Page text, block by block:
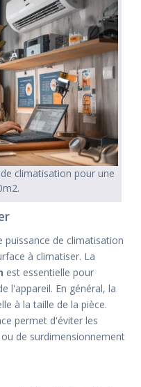
climatisation pour une
puissance de climatisation
à climatiser. La
est essentielle pour
l'appareil. En général, la
à la taille de la pièce.
permet d'éviter les
de surdimensionnement